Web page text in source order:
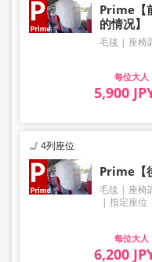
Prime【
的情况】
毛毯 座椅
大人
5,900
4列座位
Prime【
毛毯 座椅
指定座位
大人
6,200